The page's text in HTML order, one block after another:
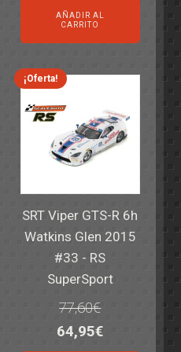
original
era:
82,40€.
es:
59,95€.
AÑADIR AL
CARRITO
¡Oferta!
SRT Viper GTS-R 6h
Watkins Glen 2015
#33 - RS
SuperSport
77,60€
El
64,95€El